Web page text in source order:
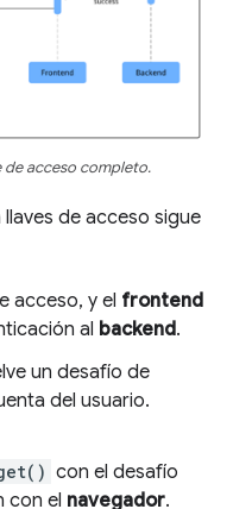
de acceso completo.
de acceso sigue
acceso, y el frontend
al backend.
un desafío de
del usuario.
con el desafío
con el navegador.